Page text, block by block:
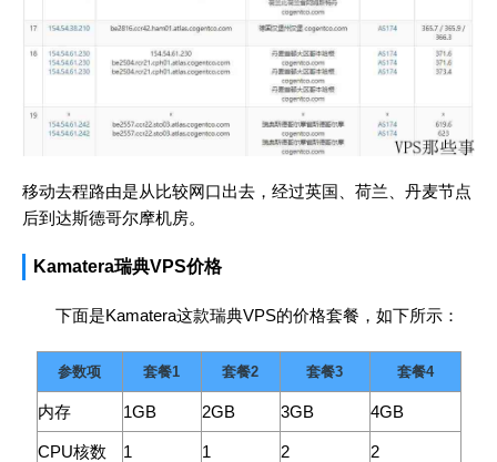
移动去程路由是从比较网口出去，经过英国、荷兰、丹麦节点
后到达斯德哥尔摩机房。
Kamatera瑞典VPS价格
下面是Kamatera这款瑞典VPS的价格套餐，如下所示：
参数项 套餐1 套餐2 套餐3 套餐4
内存 1GB 2GB 3GB 4GB
CPU核数 1 1 2 2